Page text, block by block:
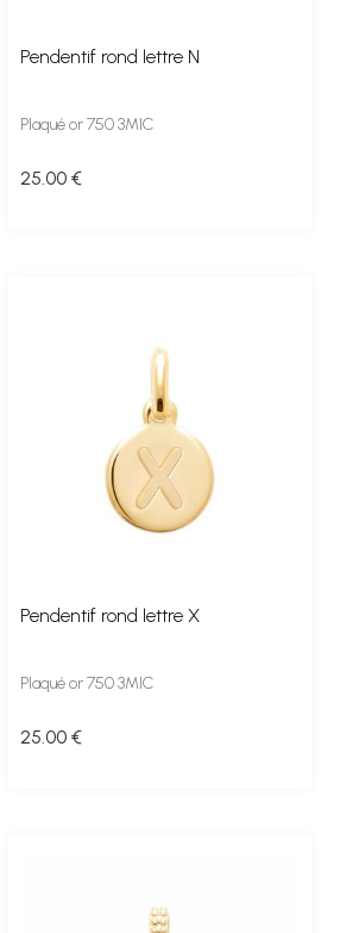
Pendentif rond lettre N
Plaqué or 750 3MIC
25.00 €
Pendentif rond lettre X
Plaqué or 750 3MIC
25.00 €